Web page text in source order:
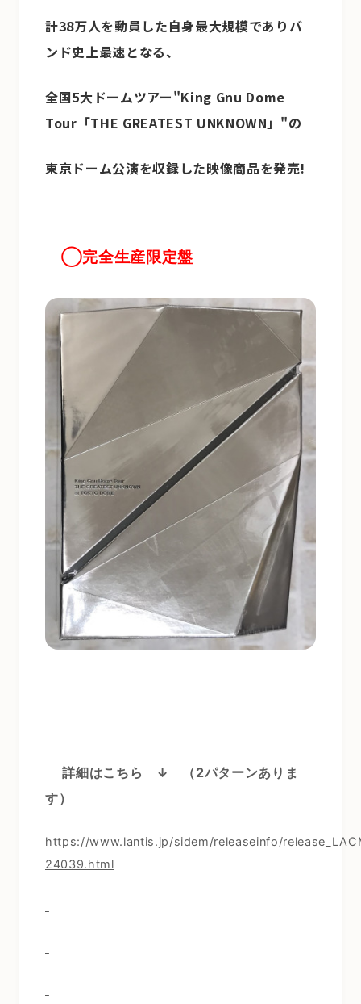
計38万人を動員した自身最大規模でありバ
ンド史上最速となる、
全国5大ドームツアー"King Gnu Dome
Tour「THE GREATEST UNKNOWN」"の
東京ドーム公演を収録した映像商品を発売!
◯完全生産限定盤
詳細はこちら ↓
（2パターンありま
す）
https://www.lantis.jp/sidem/releaseinfo/
24039.html